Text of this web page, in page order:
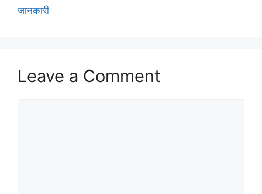
जानकारी
Leave a Comment